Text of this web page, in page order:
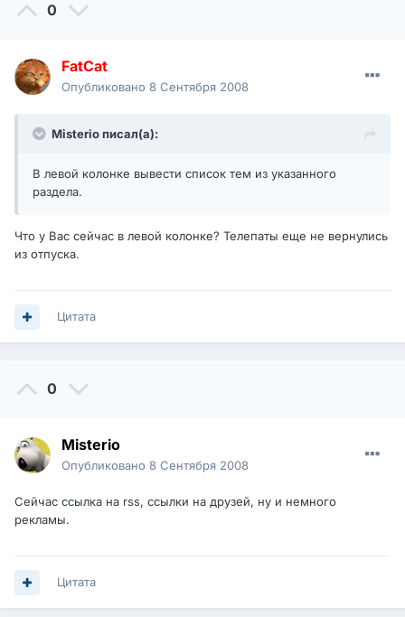
0
FatCat
Опубликовано 8 Сентября 2008
Misterio писал(а):
В левой колонке вывести список тем из указанного
раздела.
Что у Вас сейчас в левой колонке? Телепаты еще не вернулись
из отпуска.
Цитата
0
Misterio
Опубликовано 8 Сентября 2008
Сейчас ссылка на rss, ссылки на друзей, ну и немного
рекламы.
Цитата